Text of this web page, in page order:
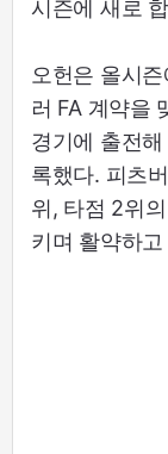
시즌에 새로
오헌은 올시
러 FA 계약을
경기에 출전
록했다. 피츠
위, 타점 2위
키며 활약하고